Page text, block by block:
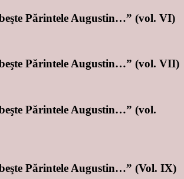
Părintele Augustin…” (vol. VI)
Părintele Augustin…” (vol. VII)
Părintele Augustin…” (vol.
Părintele Augustin…” (Vol. IX)